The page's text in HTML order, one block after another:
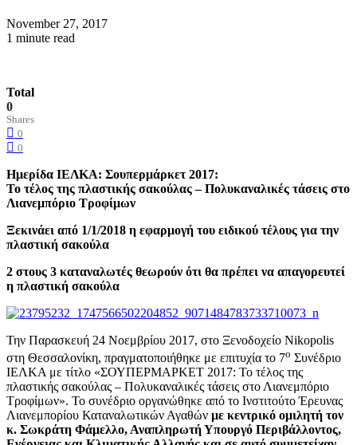
November 27, 2017
1 minute read
Total
0
Shares
0
0
Ημερίδα ΙΕΛΚΑ: Σουπερμάρκετ 2017:
Το τέλος της πλαστικής σακούλας – Πολυκαναλικές τάσεις στο
Λιανεμπόριο Τροφίμων
Ξεκινάει από 1/1/2018 η εφαρμογή του ειδικού τέλους για την
πλαστική σακούλα
2 στους 3 καταναλωτές θεωρούν ότι θα πρέπει να απαγορευτεί
η πλαστική σακούλα
Την Παρασκευή 24 Νοεμβρίου 2017, στο Ξενοδοχείο Nikopolis
στη Θεσσαλονίκη, πραγματοποιήθηκε με επιτυχία το 7ο Συνέδριο
ΙΕΛΚΑ με τίτλο «ΣΟΥΠΕΡΜΑΡΚΕΤ 2017: Το τέλος της
πλαστικής σακούλας – Πολυκαναλικές τάσεις στο Λιανεμπόριο
Τροφίμων». Το συνέδριο οργανώθηκε από το Ινστιτούτο Έρευνας
Λιανεμπορίου Καταναλωτικών Αγαθών με κεντρικό ομιλητή τον
κ. Σωκράτη Φάμελλο, Αναπληρωτή Υπουργό Περιβάλλοντος,